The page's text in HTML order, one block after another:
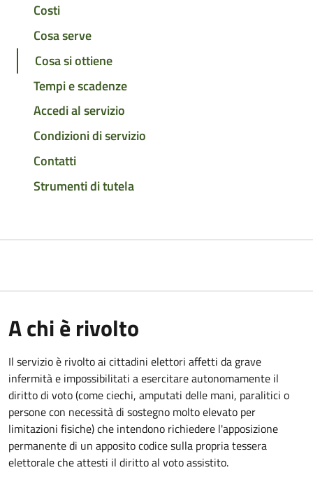
Costi
Cosa serve
Cosa si ottiene
Tempi e scadenze
Accedi al servizio
Condizioni di servizio
Contatti
Strumenti di tutela
A chi è rivolto
Il servizio è rivolto ai cittadini elettori affetti da grave
infermità e impossibilitati a esercitare autonomamente il
diritto di voto (come ciechi, amputati delle mani, paralitici o
persone con necessità di sostegno molto elevato per
limitazioni fisiche) che intendono richiedere l'apposizione
permanente di un apposito codice sulla propria tessera
elettorale che attesti il diritto al voto assistito.